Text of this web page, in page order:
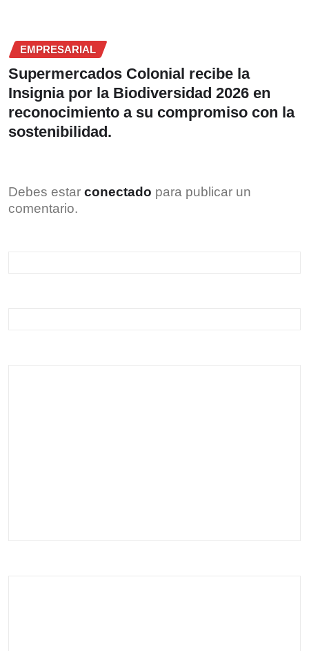
EMPRESARIAL
Supermercados Colonial recibe la
Insignia por la Biodiversidad 2026 en
reconocimiento a su compromiso con la
sostenibilidad.
Debes estar conectado para publicar un
comentario.